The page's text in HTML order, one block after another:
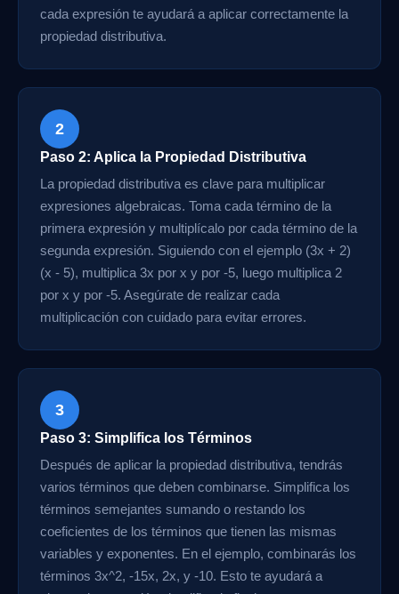
cada expresión te ayudará a aplicar correctamente la
propiedad distributiva.
2
Paso 2: Aplica la Propiedad Distributiva
La propiedad distributiva es clave para multiplicar
expresiones algebraicas. Toma cada término de la
primera expresión y multiplícalo por cada término de la
segunda expresión. Siguiendo con el ejemplo (3x + 2)
(x - 5), multiplica 3x por x y por -5, luego multiplica 2
por x y por -5. Asegúrate de realizar cada
multiplicación con cuidado para evitar errores.
3
Paso 3: Simplifica los Términos
Después de aplicar la propiedad distributiva, tendrás
varios términos que deben combinarse. Simplifica los
términos semejantes sumando o restando los
coeficientes de los términos que tienen las mismas
variables y exponentes. En el ejemplo, combinarás los
términos 3x^2, -15x, 2x, y -10. Esto te ayudará a